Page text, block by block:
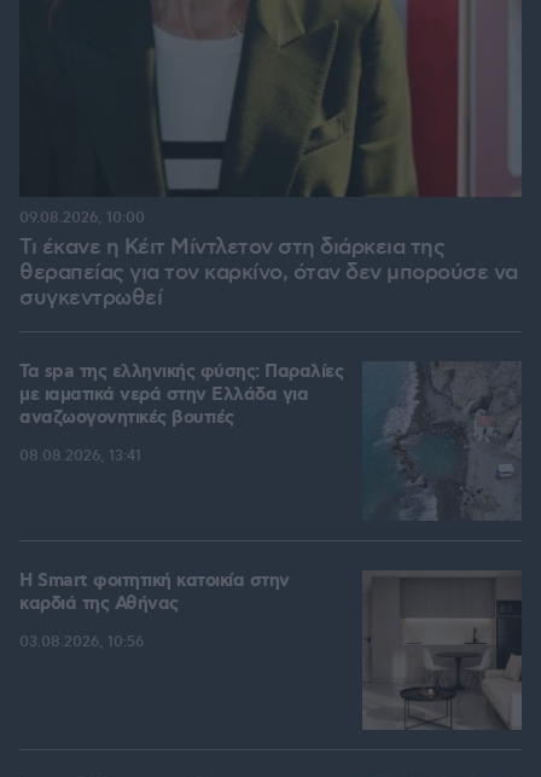
Τι έκανε η Κέιτ Μίντλετον στη διάρκεια της
θεραπείας για τον καρκίνο, όταν δεν μπορούσε να
συγκεντρωθεί
09.08.2026, 10:00
Τα spa της ελληνικής φύσης: Παραλίες
με ιαματικά νερά στην Ελλάδα για
αναζωογονητικές βουτιές
08.08.2026, 13:41
Η Smart φοιτητική κατοικία στην
καρδιά της Αθήνας
03.08.2026, 10:56